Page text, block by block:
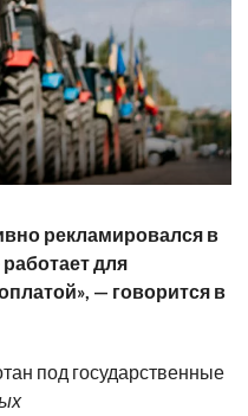
рекламировался в
для
— говорится в
под государственные